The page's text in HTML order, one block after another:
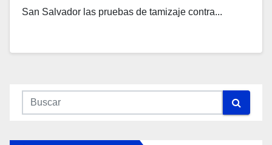
San Salvador las pruebas de tamizaje contra...